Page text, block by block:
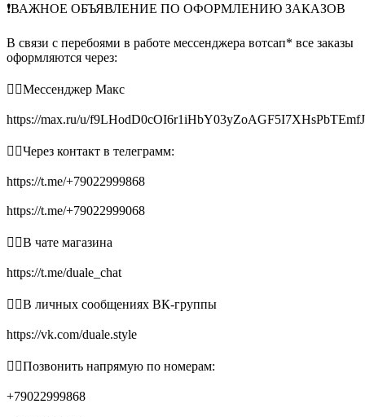
❗️ВАЖНОЕ ОБЪЯВЛЕНИЕ ПО ОФОРМЛЕНИЮ ЗАКАЗОВ
В связи с перебоями в работе мессенджера вотсап* все заказы
оформляются через:
👉🏻Мессенджер Макс
https://max.ru/u/
👉🏻Через контакт в телеграмм:
https://t.me/+79022999868
https://t.me/+79022999068
👉🏻В чате магазина
https://t.me/duale_chat
👉🏻В личных сообщениях ВК-группы
https://vk.com/duale.style
👉🏻Позвонить напрямую по номерам:
+79022999868